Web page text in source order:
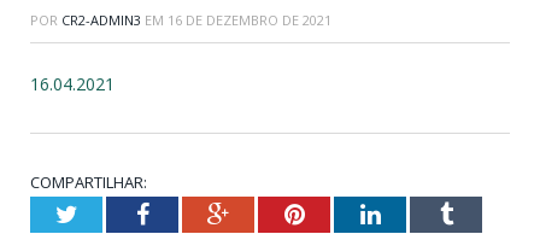
POR CR2-ADMIN3 EM 16 DE DEZEMBRO DE 2021
16.04.2021
COMPARTILHAR:
TwitterFacebookGoogle+PinterestLinkedInTumblr